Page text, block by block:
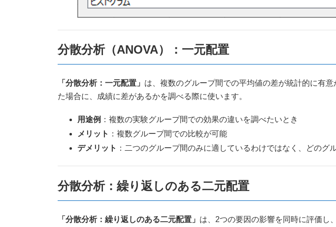
分散分析（ANOVA）：一元配置
「分散分析：一元配置」 は、複数のグループ間での平均値の差が統計的に有
た場合に、成績に差があるかを調べる際に使います。
用途例 ：複数の実験グループ間での効果の違いを調べたいとき
メリット ：複数グループ間での比較が可能
デメリット ：二つのグループ間のみに適しているわけではなく、どのグ
分散分析：繰り返しのある二元配置
「分散分析：繰り返しのある二元配置」 は、2つの要因の影響を同時に評価し